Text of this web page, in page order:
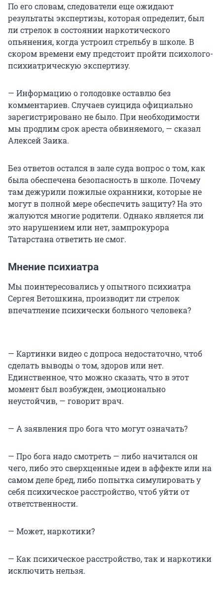
По его словам, следователи еще ожидают
результаты экспертизы, которая определит, был
ли стрелок в состоянии наркотического
опьянения, когда устроил стрельбу в школе. В
скором времени ему предстоит пройти психолого-
психиатрическую экспертизу.
— Информацию о голодовке оставлю без
комментариев. Случаев суицида официально
зарегистрировано не было. При необходимости
мы продлим срок ареста обвиняемого, — сказал
Алексей Заика.
Без ответов остался в зале суда вопрос о том, как
была обеспечена безопасность в школе. Почему
там дежурили пожилые охранники, которые не
могут в полной мере обеспечить защиту? На это
жалуются многие родители. Однако является ли
это нарушением или нет, зампрокурора
Татарстана ответить не смог.
Мнение психиатра
Мы поинтересовались у опытного психиатра
Сергея Ветошкина, производит ли стрелок
впечатление психически больного человека?
— Картинки видео с допроса недостаточно, чтоб
сделать выводы о том, здоров или нет.
Единственное, что можно сказать, что в этот
момент был возбужден, эмоционально
неустойчив, — говорит врач.
— А заявления про бога что могут означать?
— Про бога надо смотреть — либо начитался он
чего, либо это сверхценные идеи в аффекте или на
самом деле бред, либо попытка симулировать у
себя психическое расстройство, чтоб уйти от
ответственности.
— Может, наркотики?
— Как психическое расстройство, так и наркотики
исключить нельзя.